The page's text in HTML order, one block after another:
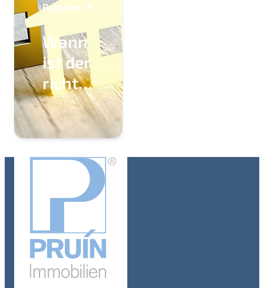
Ratgeber
Wann
ist der
richtige
Verkaufszeitpunkt
für
meine
Immobilie?